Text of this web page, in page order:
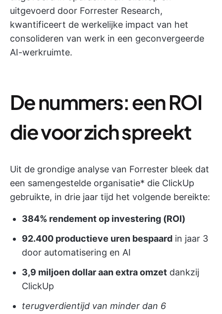
uitgevoerd door Forrester Research,
kwantificeert de werkelijke impact van het
consolideren van werk in een geconvergeerde
AI-werkruimte.
De nummers: een ROI
die voor zich spreekt
Uit de grondige analyse van Forrester bleek dat
een samengestelde organisatie* die ClickUp
gebruikte, in drie jaar tijd het volgende bereikte:
384% rendement op investering (ROI)
92.400 productieve uren bespaard in jaar 3
door automatisering en AI
3,9 miljoen dollar aan extra omzet dankzij
ClickUp
terugverdientijd van minder dan 6